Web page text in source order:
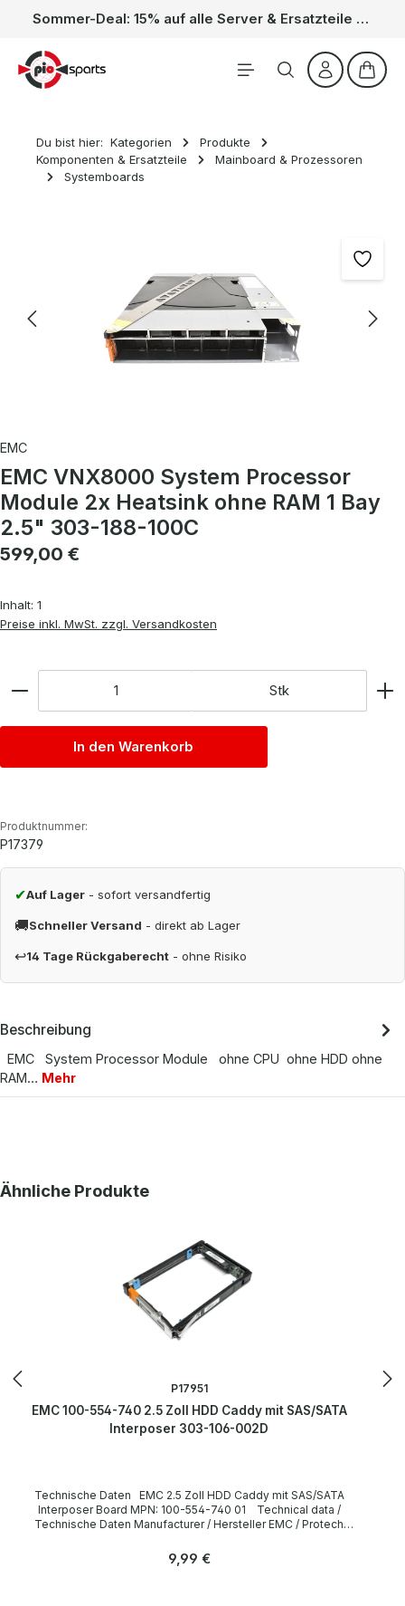
Zum Hauptinhalt springen Sommer-Deal: 15% auf alle Server & Ersatzteile – Kein Code nötig, der Rabatt wird automatisch im Warenkorb abgezogen. Gültig vom 01.06. bis 31.08.
Du bist hier: Kategorien
Produkte
Komponenten & Ersatzteile
Mainboard & Prozessoren
Systemboards
EMC
EMC VNX8000 System Processor
Module 2x Heatsink ohne RAM 1 Bay
2.5" 303-188-100C
Regulärer Preis:
599,00 €
Inhalt: 1
Preise inkl. MwSt. zzgl. Versandkosten
Stk
In den Warenkorb
Produktnummer:
P17379
✔Auf Lager - sofort versandfertig
🚚Schneller Versand - direkt ab Lager
↩14 Tage Rückgaberecht - ohne Risiko
Beschreibung
EMC System Processor Module ohne CPU ohne HDD ohne
RAM… Mehr
Produktgalerie überspringen
Ähnliche Produkte
P17951
EMC 100-554-740 2.5 Zoll HDD Caddy mit SAS/SATA
Interposer 303-106-002D
Technische Daten EMC 2.5 Zoll HDD Caddy mit SAS/SATA
Interposer Board MPN: 100-554-740 01 Technical data /
Technische Daten Manufacturer / Hersteller EMC / Protech
LieferumfangDelivery / Lieferumfang 1 x EMC 2.5 Zoll HDD
Regulärer Preis:
9,99 €